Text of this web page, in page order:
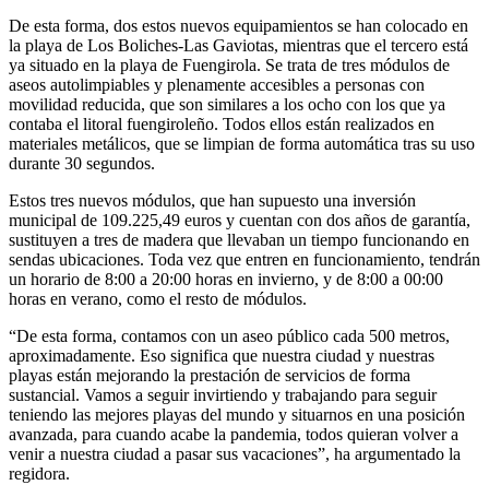
De esta forma, dos estos nuevos equipamientos se han colocado en
la playa de Los Boliches-Las Gaviotas, mientras que el tercero está
ya situado en la playa de Fuengirola. Se trata de tres módulos de
aseos autolimpiables y plenamente accesibles a personas con
movilidad reducida, que son similares a los ocho con los que ya
contaba el litoral fuengiroleño. Todos ellos están realizados en
materiales metálicos, que se limpian de forma automática tras su uso
durante 30 segundos.
Estos tres nuevos módulos, que han supuesto una inversión
municipal de 109.225,49 euros y cuentan con dos años de garantía,
sustituyen a tres de madera que llevaban un tiempo funcionando en
sendas ubicaciones. Toda vez que entren en funcionamiento, tendrán
un horario de 8:00 a 20:00 horas en invierno, y de 8:00 a 00:00
horas en verano, como el resto de módulos.
“De esta forma, contamos con un aseo público cada 500 metros,
aproximadamente. Eso significa que nuestra ciudad y nuestras
playas están mejorando la prestación de servicios de forma
sustancial. Vamos a seguir invirtiendo y trabajando para seguir
teniendo las mejores playas del mundo y situarnos en una posición
avanzada, para cuando acabe la pandemia, todos quieran volver a
venir a nuestra ciudad a pasar sus vacaciones”, ha argumentado la
regidora.